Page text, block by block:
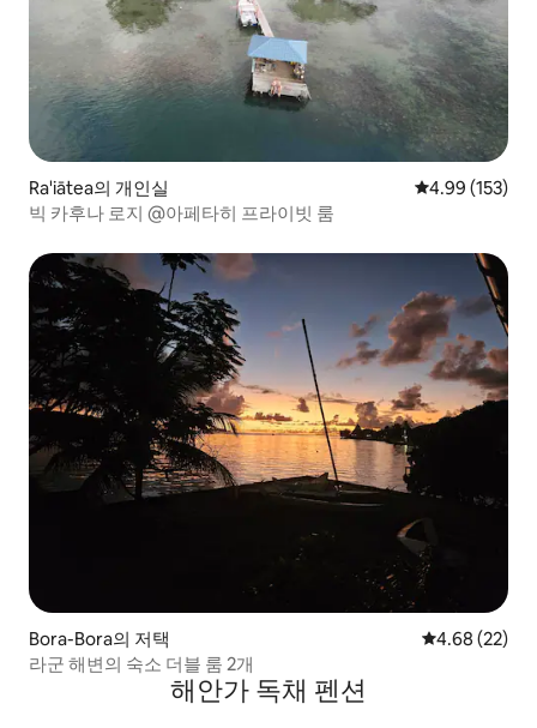
Ra'iātea의 개인실 평점 4.99점(5
4.99 (153)
빅 카후나 로지 @아페타히 프라이빗 룸
Bora-Bora의 저택 평점 4.68점(5
4.68 (22)
라군 해변의 숙소 더블 룸 2개
해안가 독채 펜션